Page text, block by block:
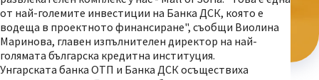
от най-големите инвестиции на Банка ДСК, която е
водеща в проектното финансиране", съобщи Виолина
Маринова, главен изпълнителен директор на най-
голямата българска кредитна институция.
Унгарската банка ОТП и Банка ДСК осъществиха